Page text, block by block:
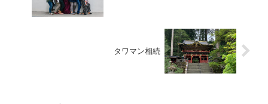
タワマン相続